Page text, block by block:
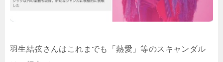
羽生結弦さんはこれまでも「熱愛」等のスキャンダル